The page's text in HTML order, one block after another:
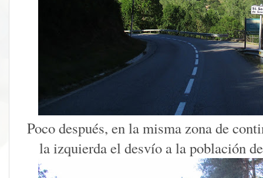
Poco después, en la misma zona de
la izquierda el desvío a la población